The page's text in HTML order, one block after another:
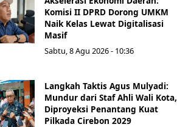
Komisi II DPRD Dorong UMKM
Naik Kelas Lewat Digitalisasi
Masif
Sabtu, 8 Agu 2026 - 10:36
Langkah Taktis Agus Mulyadi:
Mundur dari Staf Ahli Wali Kota,
Diproyeksi Penantang Kuat
Pilkada Cirebon 2029